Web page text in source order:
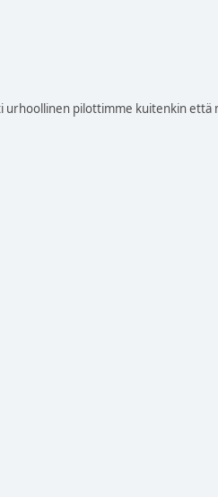
pilottimme kuitenkin että